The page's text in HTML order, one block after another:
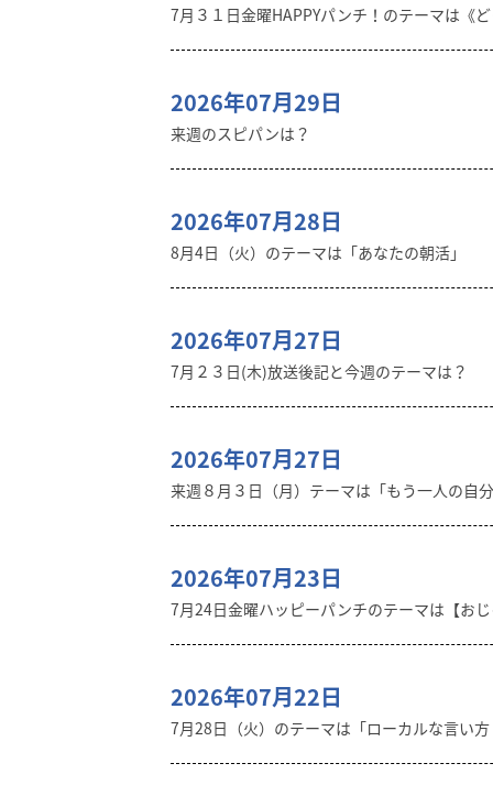
7月３１日金曜HAPPYパンチ！のテーマは《ど
2026年07月29日
来週のスピパンは？
2026年07月28日
8月4日（火）のテーマは「あなたの朝活」
2026年07月27日
7月２３日(木)放送後記と今週のテーマは？
2026年07月27日
来週８月３日（月）テーマは「もう一人の自分
2026年07月23日
7月24日金曜ハッピーパンチのテーマは【お
2026年07月22日
7月28日（火）のテーマは「ローカルな言い方